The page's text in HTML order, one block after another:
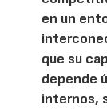
en un
que su
depende
internos,